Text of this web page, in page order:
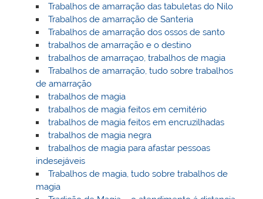
Trabalhos de amarração das tabuletas do Nilo
Trabalhos de amarração de Santeria
Trabalhos de amarração dos ossos de santo
trabalhos de amarração e o destino
trabalhos de amarraçao, trabalhos de magia
Trabalhos de amarração, tudo sobre trabalhos
de amarração
trabalhos de magia
trabalhos de magia feitos em cemitério
trabalhos de magia feitos em encruzilhadas
trabalhos de magia negra
trabalhos de magia para afastar pessoas
indesejáveis
Trabalhos de magia, tudo sobre trabalhos de
magia